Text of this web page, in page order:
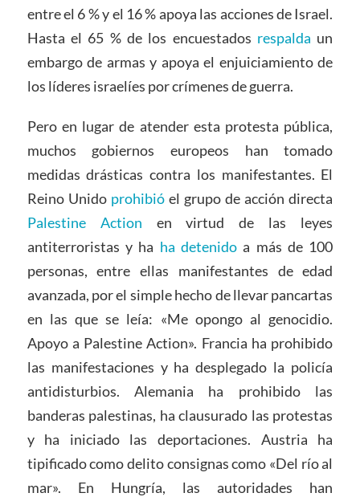
entre el 6 % y el 16 % apoya las acciones de Israel.
Hasta el 65 % de los encuestados respalda un
embargo de armas y apoya el enjuiciamiento de
los líderes israelíes por crímenes de guerra.
Pero en lugar de atender esta protesta pública,
muchos gobiernos europeos han tomado
medidas drásticas contra los manifestantes. El
Reino Unido prohibióel grupo de acción directa
Palestine Action en virtud de las leyes
antiterroristas y ha ha detenido a más de 100
personas, entre ellas manifestantes de edad
avanzada, por el simple hecho de llevar pancartas
en las que se leía: «Me opongo al genocidio.
Apoyo a Palestine Action». Francia ha prohibido
las manifestaciones y ha desplegado la policía
antidisturbios. Alemania ha prohibido las
banderas palestinas, ha clausurado las protestas
y ha iniciado las deportaciones. Austria ha
tipificado como delito consignas como «Del río al
mar». En Hungría, las autoridades han